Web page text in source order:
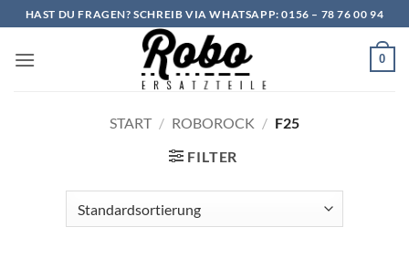
Zum
Inhalt
springen
HAST DU FRAGEN? SCHREIB VIA WHATSAPP: 0156 – 78 76 00 94
0
START / ROBOROCK / F25
FILTER